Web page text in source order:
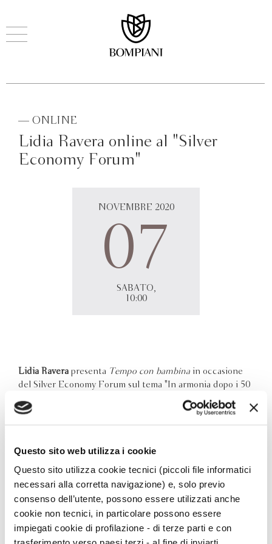
Questo sito web utilizza i cookie
Questo sito utilizza cookie tecnici (piccoli file informatici
necessari alla corretta navigazione) e, solo previo
consenso dell’utente, possono essere utilizzati anche
cookie non tecnici, in particolare possono essere
impiegati cookie di profilazione - di terze parti e con
— ONLINE
Lidia Ravera online al "Silver
Economy Forum"
NOVEMBRE 2020
07
SABATO,
10:00
Lidia Ravera presenta Tempo con bambina in occasione
del Silver Economy Forum sul tema "In armonia dopo i 50